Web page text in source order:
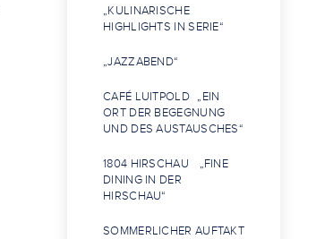
„KULINARISCHE
HIGHLIGHTS IN SERIE“
„JAZZABEND“
CAFÉ LUITPOLD „EIN
ORT DER BEGEGNUNG
UND DES AUSTAUSCHES“
1804 HIRSCHAU „FINE
DINING IN DER
HIRSCHAU“
SOMMERLICHER AUFTAKT